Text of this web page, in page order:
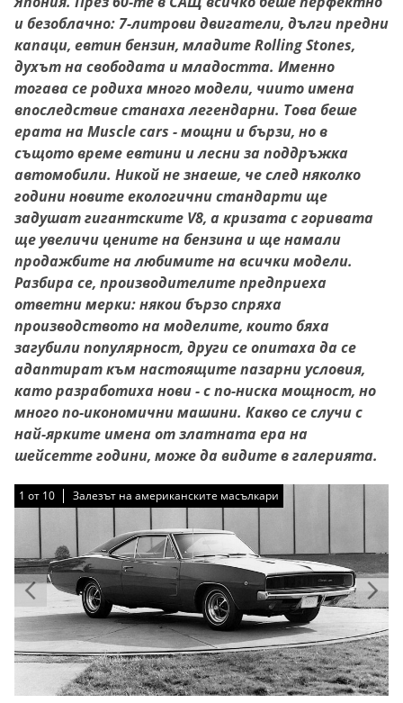
и безоблачно: 7-литрови двигатели, дълги предни
капаци, евтин бензин, младите Rolling Stones,
духът на свободата и младостта. Именно
тогава се родиха много модели, чиито имена
впоследствие станаха легендарни. Това беше
ерата на Muscle cars - мощни и бързи, но в
същото време евтини и лесни за поддръжка
автомобили. Никой не знаеше, че след няколко
години новите екологични стандарти ще
задушат гигантските V8, а кризата с горивата
ще увеличи цените на бензина и ще намали
продажбите на любимите на всички модели.
Разбира се, производителите предприеха
ответни мерки: някои бързо спряха
производството на моделите, които бяха
загубили популярност, други се опитаха да се
адаптират към настоящите пазарни условия,
като разработиха нови - с по-ниска мощност, но
много по-икономични машини. Какво се случи с
най-ярките имена от златната ера на
шейсетте години, може да видите в галерията.
1 от 10 Залезът на американските масълкари
1 от 10 Залезът на американските масълкари
1 от 10 Залезът на американските масълкари
1 от 10 Залезът на американските масълкари
1 от 10 Залезът на американските масълкари
1 от 10 Залезът на американските масълкари
1 от 10 Залезът на американските масълкари
1 от 10 Залезът на американските масълкари
1 от 10 Залезът на американските масълкари
1 от 10 Залезът на американските масълкари